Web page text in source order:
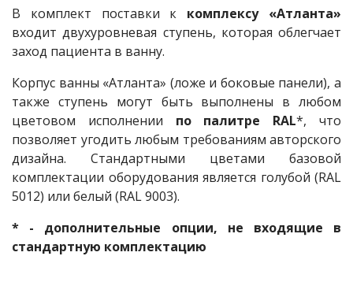
В комплект поставки к комплексу «Атланта»
входит двухуровневая ступень, которая облегчает
заход пациента в ванну.
Корпус ванны «Атланта» (ложе и боковые панели), а
также ступень могут быть выполнены в любом
цветовом исполнении по палитре RAL*, что
позволяет угодить любым требованиям авторского
дизайна. Стандартными цветами базовой
комплектации оборудования является голубой (RAL
5012) или белый (RAL 9003).
* - дополнительные опции, не входящие в
стандартную комплектацию